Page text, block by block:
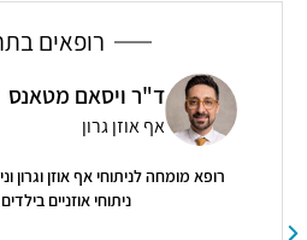
רופאים
ד"ר ויסאם מטאנס
אף אוזן גרון
רופא מומחה לניתוחי אף אוזן וגרון
ניתוחי אוזניים